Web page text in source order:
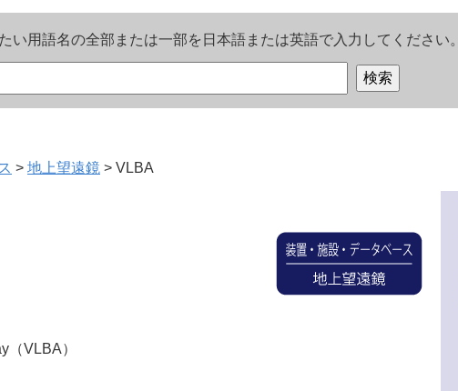
い用語名の全部または一部を日本語または英語で入力してください。
> 地上望遠鏡 > VLBA
（VLBA）